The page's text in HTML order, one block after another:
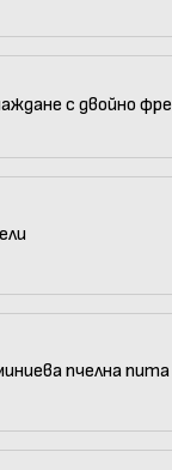
с двойно
пчелна пита